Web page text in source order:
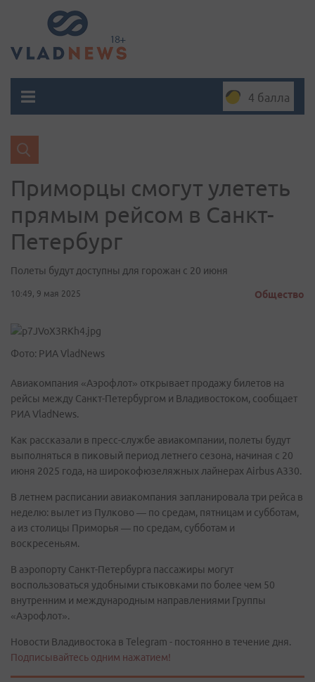
4 балла
Приморцы смогут улететь
прямым рейсом в Санкт-
Петербург
Полеты будут доступны для горожан с 20 июня
10:49, 9 мая 2025 Общество
Фото: РИА VladNews
Авиакомпания «Аэрофлот» открывает продажу билетов на
рейсы между Санкт-Петербургом и Владивостоком, сообщает
РИА VladNews.
Как рассказали в пресс-службе авиакомпании, полеты будут
выполняться в пиковый период летнего сезона, начиная с 20
июня 2025 года, на широкофюзеляжных лайнерах Airbus A330.
В летнем расписании авиакомпания запланировала три рейса в
неделю: вылет из Пулково — по средам, пятницам и субботам,
а из столицы Приморья — по средам, субботам и
воскресеньям.
В аэропорту Санкт-Петербурга пассажиры могут
воспользоваться удобными стыковками по более чем 50
внутренним и международным направлениями Группы
«Аэрофлот».
Новости Владивостока в Telegram - постоянно в течение дня.
Подписывайтесь одним нажатием!